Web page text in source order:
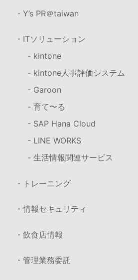
・Y’s PR＠taiwan
・ITソリューション
- kintone
- kintone人事評価システム
- Garoon
- 育て〜る
- SAP Hana Cloud
- LINE WORKS
- 生活情報関連サービス
・トレーニング
・情報セキュリティ
・飲食店情報
・管理業務委託